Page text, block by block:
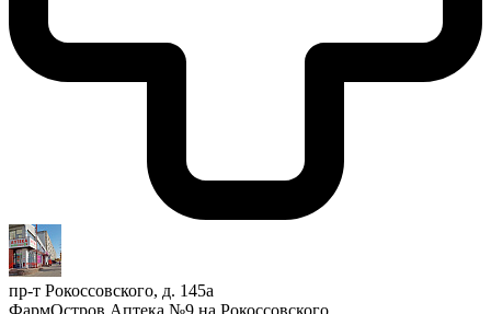
пр-т Рокоссовского, д. 145а
ФармОстров Аптека №9 на Рокоссовского